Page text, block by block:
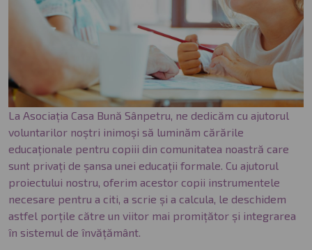
La Asociația Casa Bună Sânpetru, ne dedicăm cu ajutorul
voluntarilor noștri inimoși să luminăm cărările
educaționale pentru copiii din comunitatea noastră care
sunt privați de șansa unei educații formale. Cu ajutorul
proiectului nostru, oferim acestor copii instrumentele
necesare pentru a citi, a scrie și a calcula, le deschidem
astfel porțile către un viitor mai promițător și integrarea
în sistemul de învățământ.